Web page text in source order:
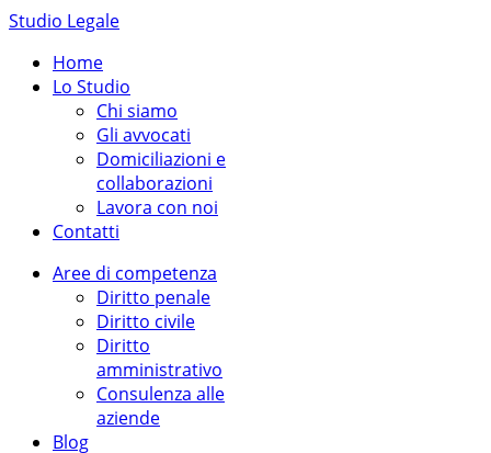
Studio Legale
Home
Lo Studio
Chi siamo
Gli avvocati
Domiciliazioni e
collaborazioni
Lavora con noi
Contatti
Aree di competenza
Diritto penale
Diritto civile
Diritto
amministrativo
Consulenza alle
aziende
Blog